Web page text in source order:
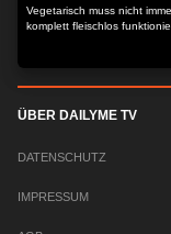
Vegetarisch muss nicht
komplett fleischlos
ÜBER DAILYME TV
DATENSCHUTZ
IMPRESSUM